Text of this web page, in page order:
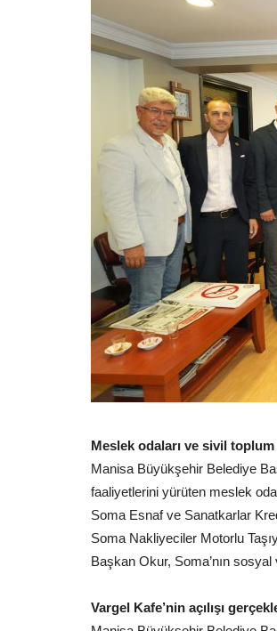
Meslek odaları ve sivil
Manisa Büyükşehir Belediye
faaliyetlerini yürüten meslek
Soma Esnaf ve Sanatkarlar
Soma Nakliyeciler Motorlu
Başkan Okur, Soma’nın
Vargel Kafe’nin açılışı